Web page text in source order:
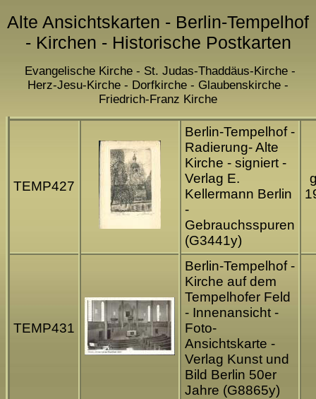
Alte Ansichtskarten - Berlin-Tempelhof
- Kirchen - Historische Postkarten
Evangelische Kirche - St. Judas-Thaddäus-Kirche -
Herz-Jesu-Kirche - Dorfkirche - Glaubenskirche -
Friedrich-Franz Kirche
TEMP427
Berlin-Tempelhof -
Radierung- Alte
Kirche - signiert -
Verlag E.
Kellermann Berlin
-
Gebrauchsspuren
(G3441y)
TEMP431
Berlin-Tempelhof -
Kirche auf dem
Tempelhofer Feld
- Innenansicht -
Foto-
Ansichtskarte -
Verlag Kunst und
Bild Berlin 50er
Jahre (G8865y)